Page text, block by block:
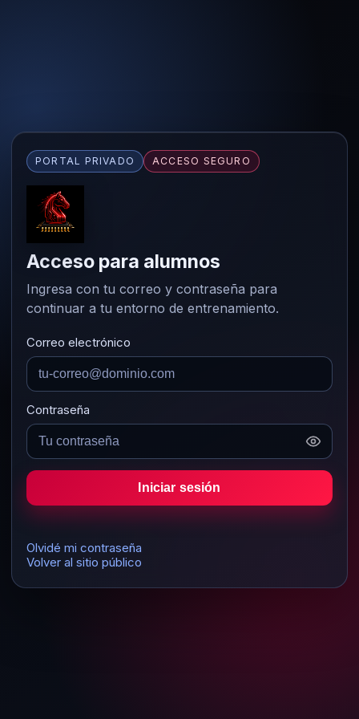
PORTAL PRIVADO ACCESO SEGURO
Acceso para alumnos
Ingresa con tu correo y contraseña para
continuar a tu entorno de entrenamiento.
Correo electrónico
Contraseña
Iniciar sesión
Olvidé mi contraseña
Volver al sitio público